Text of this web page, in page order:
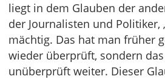
liegt in dem Glauben der
der Journalisten und Politiker,
mächtig. Das hat man früher
wieder überprüft, sondern
unüberprüft weiter. Dieser